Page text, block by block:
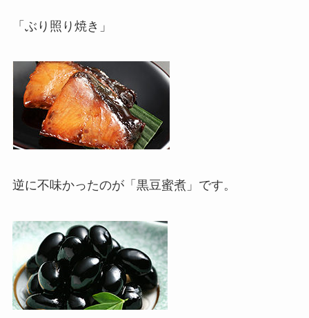
「ぶり照り焼き」
逆に不味かったのが「黒豆蜜煮」です。